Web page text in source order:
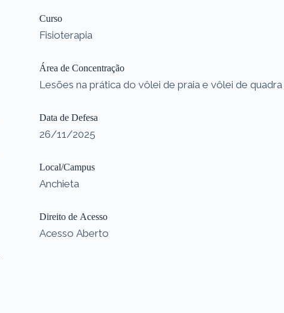
Curso
Fisioterapia
Área de Concentração
Lesões na prática do vôlei de praia e vôlei de quadra
Data de Defesa
26/11/2025
Local/Campus
Anchieta
Direito de Acesso
Acesso Aberto